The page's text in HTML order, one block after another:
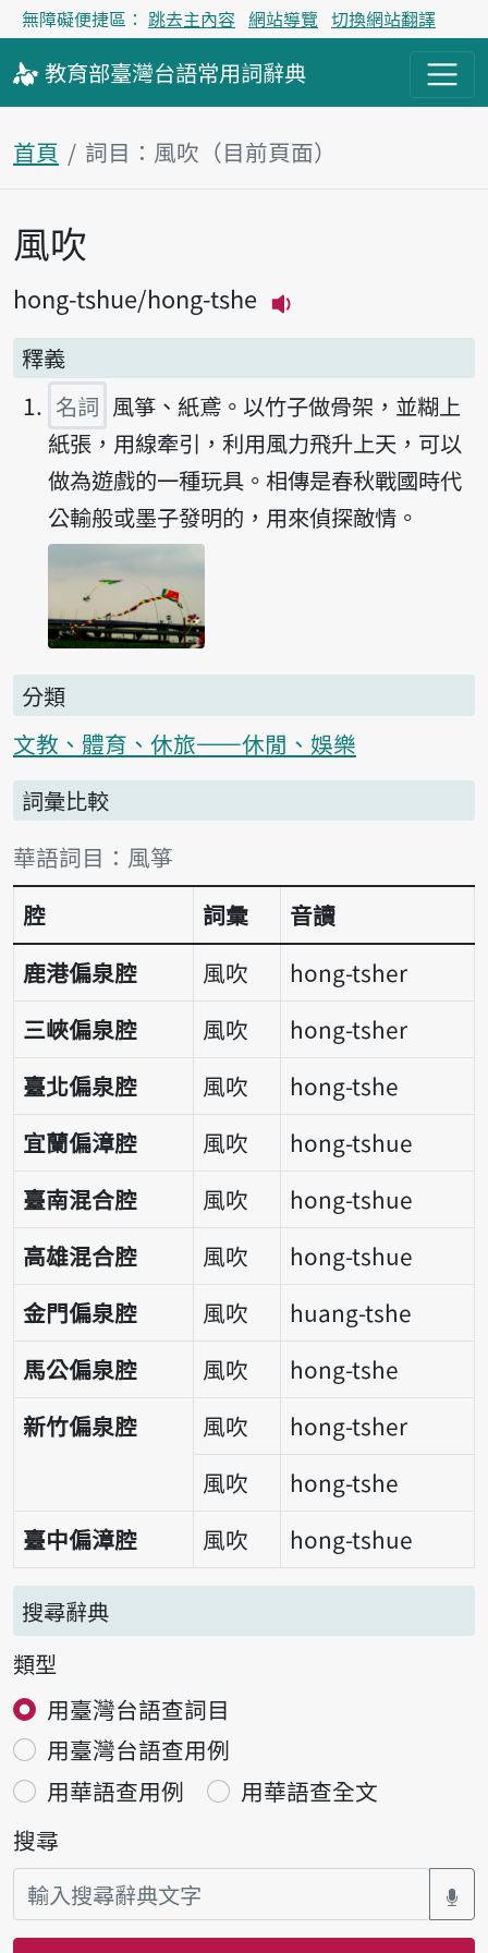
無障礙便捷區： 跳去主內容 網站導覽 切換網站翻譯
教育部臺灣台語常用詞辭典
首頁 詞目：風吹（目前頁面）
主內容區塊
風吹
hong-tshue hong-tshe
釋義
名詞 風箏、紙鳶。以竹子做骨架，並糊上
紙張，用線牽引，利用風力飛升上天，可以
做為遊戲的一種玩具。相傳是春秋戰國時代
公輸般或墨子發明的，用來偵探敵情。
分類
文教、體育、休旅——休閒、娛樂
詞彙比較
詞彙比較表
華語詞目：風箏
腔
詞彙
音讀
鹿港偏泉腔
風吹
hong-tsher
三峽偏泉腔
風吹
hong-tsher
臺北偏泉腔
風吹
hong-tshe
宜蘭偏漳腔
風吹
hong-tshue
臺南混合腔
風吹
hong-tshue
高雄混合腔
風吹
hong-tshue
金門偏泉腔
風吹
huang-tshe
馬公偏泉腔
風吹
hong-tshe
新竹偏泉腔
風吹
hong-tsher
風吹
hong-tshe
臺中偏漳腔
風吹 hong-tshue
搜尋辭典
類型
用臺灣台語查詞目
用臺灣台語查用例
用華語查用例
用華語查全文
搜尋